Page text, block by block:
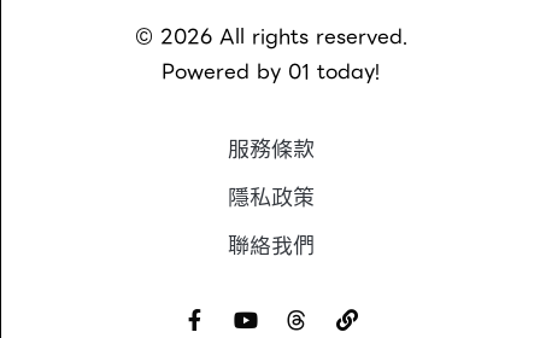
© 2026All rights reserved.
Powered by 01 today!
服務條款
隱私政策
聯絡我們